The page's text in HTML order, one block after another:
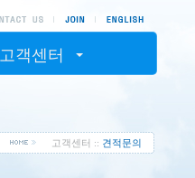
고객센터
고객센터 :: 견적문의